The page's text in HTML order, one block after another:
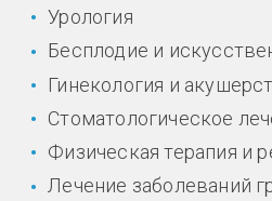
Урология
Бесплодие и
Гинекология и
Стоматологическое
Физическая терапия и
Лечение заболеваний